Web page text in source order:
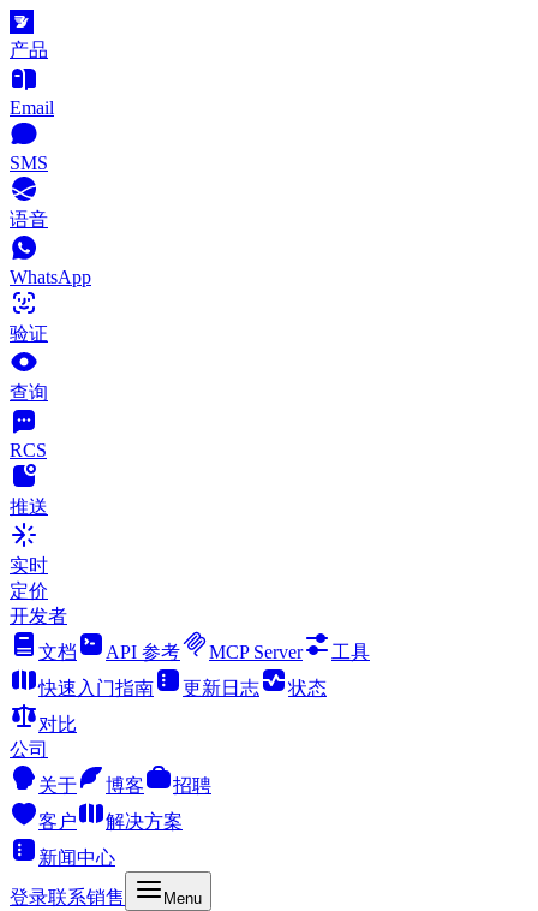
产品
Email
SMS
语音
WhatsApp
验证
查询
RCS
推送
实时
定价
开发者
文档
API 参考 MCP Server
工具
快速入门指南
更新日志
状态
对比
公司
关于
博客
招聘
客户
解决方案
新闻中心
登录联系销售 Menu